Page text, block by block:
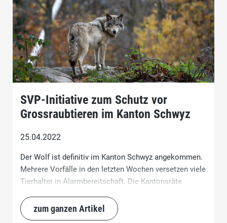
SVP-Initiative zum Schutz vor
Grossraubtieren im Kanton Schwyz
25.04.2022
Der Wolf ist definitiv im Kanton Schwyz angekommen.
Mehrere Vorfälle in den letzten Wochen versetzen viele
Tierhalter in Alarmbereitschaft. Die Kantonsräte
Samuel Lütolf (Küssnacht) haben deshalb im
Kantonsrat eine Standesinitiative eingereicht. Zudem
zum ganzen Artikel